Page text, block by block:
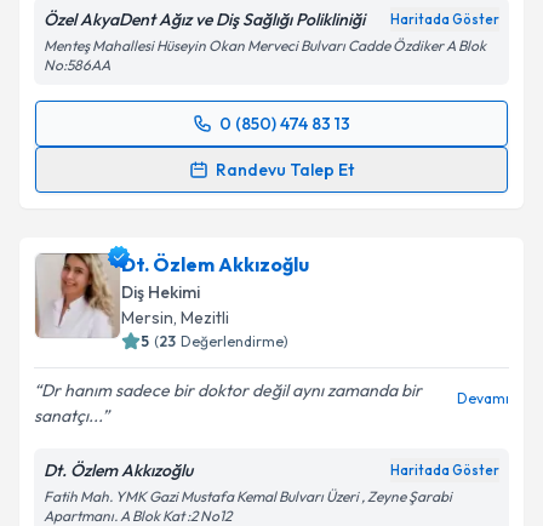
kapsamda işlenmesini kabul ediyorum.
Takvim Talebini Gönder
Özel AkyaDent Ağız ve Diş Sağlığı Polikliniği Haritada Göster
Menteş Mahallesi Hüseyin Okan Merveci Bulvarı Cadde Özdiker A Blok
No:586AA
0 (850) 474 83 13
Randevu Talep Et
Randevu Takvimi Talebi
takvim hazırlandığında e-posta ile bilgilendireceğiz.
E-posta Adresiniz
kapsamda işlenmesini kabul ediyorum.
Dt. Özlem Akkızoğlu
Diş Hekimi
Mersin, Mezitli
5 (23 Değerlendirme)
Dr hanım sadece bir doktor değil aynı zamanda bir
sanatçı...
Devamı
Dt. Özlem Akkızoğlu Haritada Göster
Fatih Mah. YMK Gazi Mustafa Kemal Bulvarı Üzeri , Zeyne Şarabi
Apartmanı. A Blok Kat :2 No12